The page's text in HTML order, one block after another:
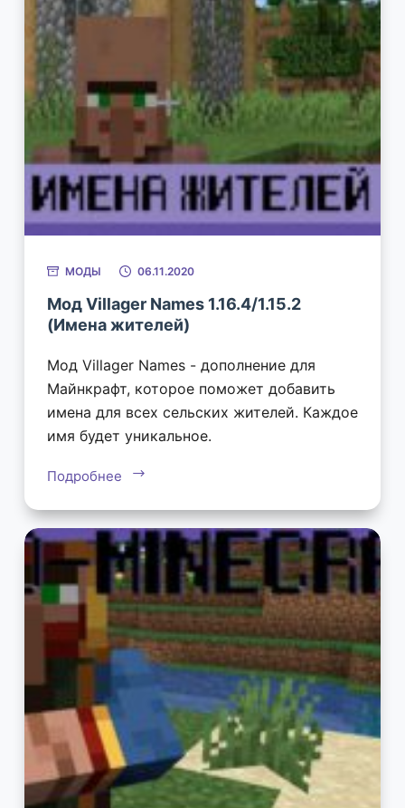
МОДЫ 06.11.2020
Мод Villager Names 1.16.4/1.15.2
(Имена жителей)
Мод Villager Names - дополнение для
Майнкрафт, которое поможет добавить
имена для всех сельских жителей. Каждое
имя будет уникальное.
Подробнее